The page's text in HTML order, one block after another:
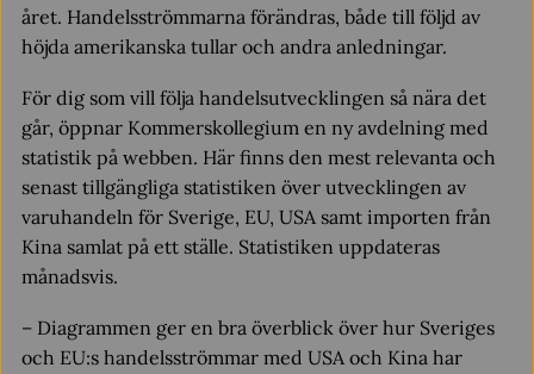
året. Handelsströmmarna förändras, både till följd av
höjda amerikanska tullar och andra anledningar.
För dig som vill följa handelsutvecklingen så nära det
går, öppnar Kommerskollegium en ny avdelning med
statistik på webben. Här finns den mest relevanta och
senast tillgängliga statistiken över utvecklingen av
varuhandeln för Sverige, EU, USA samt importen från
Kina samlat på ett ställe. Statistiken uppdateras
månadsvis.
– Diagrammen ger en bra överblick över hur Sveriges
och EU:s handelsströmmar med USA och Kina har